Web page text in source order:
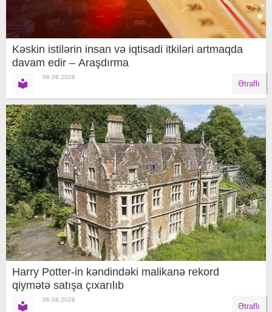
Kəskin istilərin insan və iqtisadi itkiləri artmaqda
davam edir – Araşdırma
06.08.2026
Ətraflı
Harry Potter-in kəndindəki malikanə rekord
qiymətə satışa çıxarılıb
06.08.2026
Ətraflı